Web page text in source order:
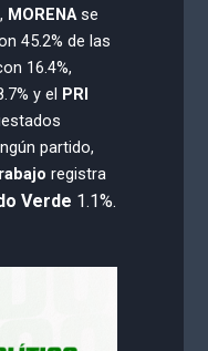
, MORENAse
45.2% de las
16.4%,
y el PRI
partido,
registra
Verde 1.1%.